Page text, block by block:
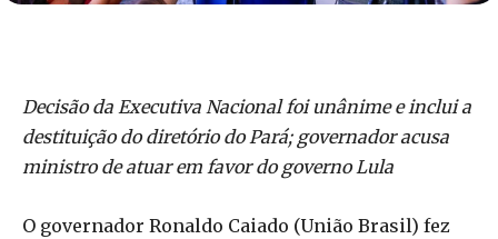
Decisão da Executiva Nacional foi unânime e inclui a
destituição do diretório do Pará; governador acusa
ministro de atuar em favor do governo Lula
O governador Ronaldo Caiado (União Brasil) fez